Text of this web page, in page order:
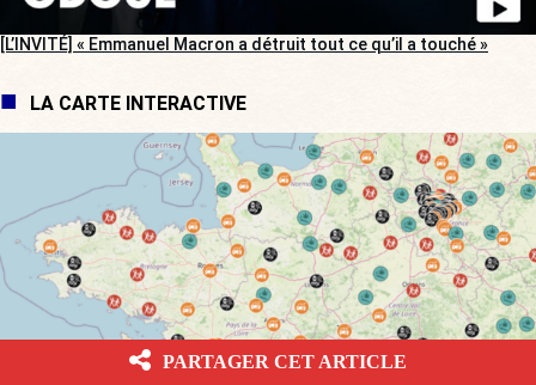
[L’INVITÉ] « Emmanuel Macron a détruit tout ce qu’il a touché »
LA CARTE INTERACTIVE
PARTAGER CET ARTICLE